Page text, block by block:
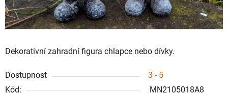
Dekorativní zahradní figura chlapce nebo dívky.
Dostupnost
3 - 5
Kód:
MN2105018A8